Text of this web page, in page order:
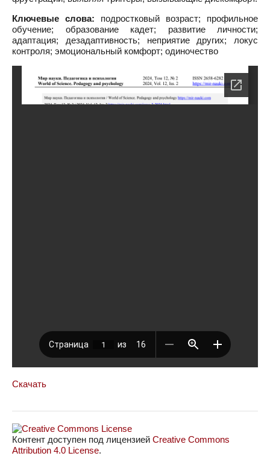
Ключевые слова: подростковый возраст; профильное
обучение; образование кадет; развитие личности;
адаптация; дезадаптивность; неприятие других; локус
контроля; эмоциональный комфорт; одиночество
Скачать
Контент доступен под лицензией Creative Commons
Attribution 4.0 License.